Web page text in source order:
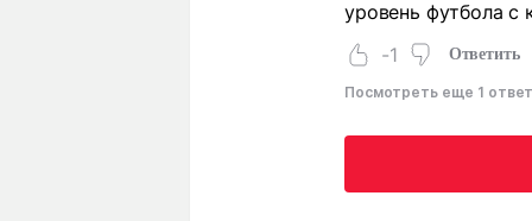
уровень футбола с
-1
Ответить
Посмотреть еще 1